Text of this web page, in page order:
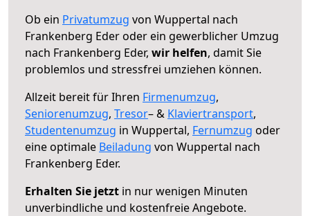
Ob ein Privatumzug von Wuppertal nach
Frankenberg Eder oder ein gewerblicher Umzug
nach Frankenberg Eder, wir helfen, damit Sie
problemlos und stressfrei umziehen können.
Allzeit bereit für Ihren Firmenumzug,
Seniorenumzug, Tresor– & Klaviertransport,
Studentenumzug in Wuppertal, Fernumzug oder
eine optimale Beiladung von Wuppertal nach
Frankenberg Eder.
Erhalten Sie jetzt in nur wenigen Minuten
unverbindliche und kostenfreie Angebote.